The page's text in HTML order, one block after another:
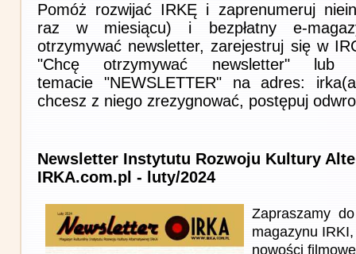
Pomóż rozwijać IRKĘ i zaprenumeruj
raz w miesiącu) i bezpłatny e-
otrzymywać newsletter, zarejestruj się w
"Chcę otrzymywać newsletter"
temacie "NEWSLETTER" na adres:
chcesz z niego zrezygnować, postępuj
Newsletter Instytutu Rozwoju Kultury
IRKA.com.pl - luty/2024
Zapraszamy
magazynu
nowości